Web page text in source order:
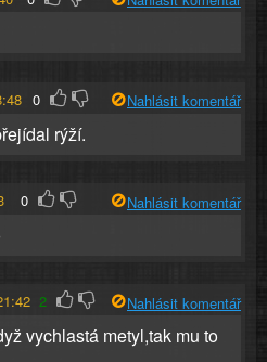
0 Nahlásit komentář
rýží.
0 Nahlásit komentář
2 Nahlásit komentář
vychlastá metyl,tak mu to